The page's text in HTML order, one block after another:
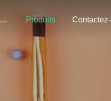
Au Sujet De Nous Produits